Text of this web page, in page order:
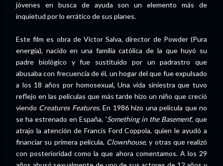
jóvenes en busca de ayuda son un elemento más de
inquietud por lo errático de sus planes.
Este film es obra de Victor Salva, director de Powder (Pura
energía), nacido en una familia católica de la que huyó su
padre biológico y fue sustituido por un padrastro que
abusaba con frecuencia de él, un hogar del que fue expulsado
a los 18 años por homosexual, Una vida siniestra que tuvo
reflejo en las películas que más tarde hizo un niño que creció
viendo Creatures Features. En 1986 hizo una película que no
se ha estrenado en España, 'Something in the Basement', que
atrajo la atención de Francis Ford Coppola, quien le ayudó a
financiar su primera película, Clownhouse, y otras que realizó
con posterioridad como la que ahora comentamos. A los 29